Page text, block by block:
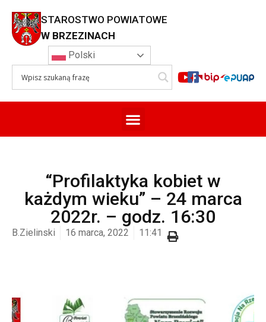
STAROSTWO POWIATOWE
W BRZEZINACH
Polski
“Profilaktyka kobiet w
każdym wieku” – 24 marca
2022r. – godz. 16:30
B.Zielinski 16 marca, 2022 11:41